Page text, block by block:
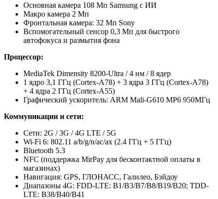
Основная камера 108 Мп Samsung с ИИ
Макро камера 2 Мп
Фронтальная камера: 32 Мп Sony
Вспомогательный сенсор 0,3 Мп для быстрого
автофокуса и размытия фона
Процессор:
MediaTek Dimensity 8200-Ultra / 4 нм / 8 ядер
1 ядро 3,1 ГГц (Cortex-A78) + 3 ядра 3 ГГц (Cortex-A78)
+ 4 ядра 2 ГГц (Cortex-A55)
Графический ускоритель: ARM Mali-G610 MP6 950МГц
Коммуникации и сети:
Сети: 2G / 3G / 4G LTE / 5G
Wi-Fi 6: 802.11 a/b/g/n/ac/ax (2.4 ГГц + 5 ГГц)
Bluetooth 5.3
NFC (поддержка MirPay для бесконтактной оплаты в
магазинах)
Навигация: GPS, ГЛОНАСС, Галилео, Бэйдоу
Диапазоны 4G: FDD-LTE: B1/B3/B7/B8/B19/B20; TDD-
LTE: B38/B40/B41